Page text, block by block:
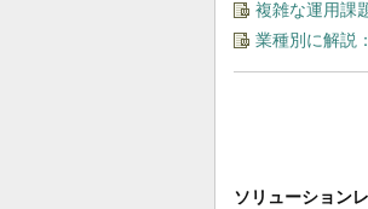
複雑な運用課
業種別に解説